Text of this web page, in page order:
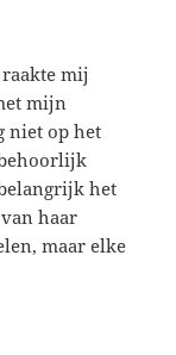
mij
mijn
niet op het
het
haar
maar elke